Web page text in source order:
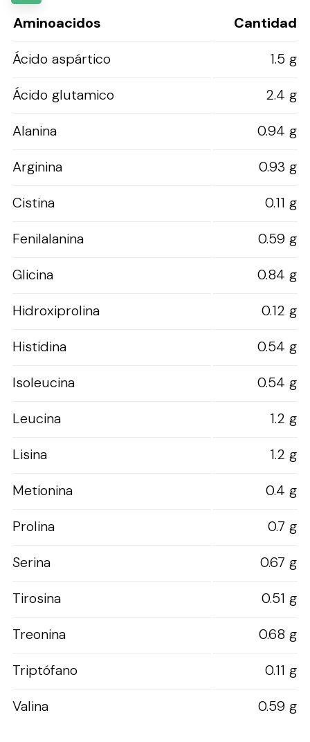
Aminoacidos
Cantidad
Ácido aspártico
1.5 g
Ácido glutamico
2.4 g
Alanina
0.94 g
Arginina
0.93 g
Cistina
0.11 g
Fenilalanina
0.59 g
Glicina
0.84 g
Hidroxiprolina
0.12 g
Histidina
0.54 g
Isoleucina
0.54 g
Leucina
1.2 g
Lisina
1.2 g
Metionina
0.4 g
Prolina
0.7 g
Serina
0.67 g
Tirosina
0.51 g
Treonina
0.68 g
Triptófano
0.11 g
Valina
0.59 g